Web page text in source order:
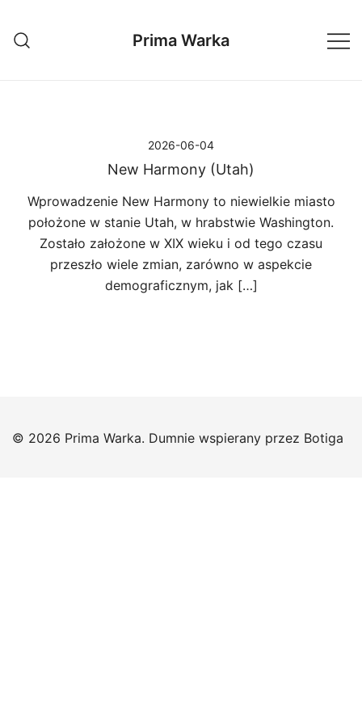
treści
Prima Warka
2026-06-04
New Harmony (Utah)
Wprowadzenie New Harmony to niewielkie miasto
położone w stanie Utah, w hrabstwie Washington.
Zostało założone w XIX wieku i od tego czasu
przeszło wiele zmian, zarówno w aspekcie
demograficznym, jak […]
© 2026 Prima Warka. Dumnie wspierany przez Botiga